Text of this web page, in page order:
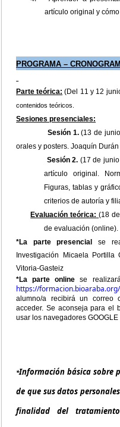
artículo original y
PROGRAMA –
Parte teórica: (Del 11 y 12
contenidos teóricos.
Sesiones presenciales:
Sesión 1.(13 de
orales y posters. Joaquín
Sesión 2. (17 de
artículo original.
Figuras, tablas y
criterios de autoría y
Evaluación teórica: (18
de evaluación (online).
*La parte presencial
se
Investigación Micaela
Vitoria-Gasteiz
*La parte online se
https://formacion.bioaraba.org/
alumno/a recibirá un
acceder. Se aconseja para el
usar los navegadores
*Información básica sobre
de que sus datos
finalidad del tratamiento